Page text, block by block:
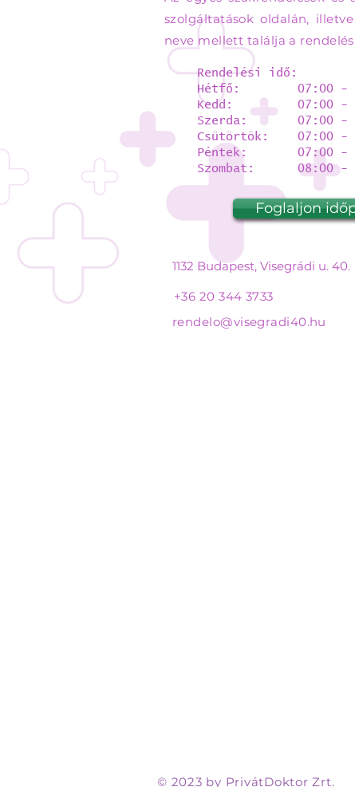
szolgáltatások oldalán,
neve mellett találja a
Rendelési idő:
Hétfő: 07:00 -
Kedd: 07:00 -
Szerda: 07:00 -
Csütörtök: 07:00 -
Péntek: 07:00 -
Szombat: 08:00 -
Foglaljon
1132 Budapest, Visegrádi u. 40.
+36 20 344 3733
rendelo@visegradi40.hu
© 2023 by PrivátDoktor Zrt.